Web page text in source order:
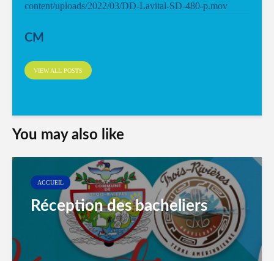
content/uploads/2022/03/DD-Lavital-SD-480-p.mov
CM
VIEW ALL POSTS
You may also like
ACCUEIL
Réception des bacheliers